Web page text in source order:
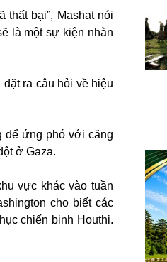
bại”, Mashat nói
là một sự kiện nhàn
ra câu hỏi về hiệu
để ứng phó với căng
ở Gaza.
vực khác vào tuần
cho biết các
chiến binh Houthi.